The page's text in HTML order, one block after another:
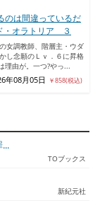
のは間違っているだ
オラトリア ３
女調教師、階層主・ウダ
し念願のＬｖ．６に昇格
理由が。一つ?やっ...
年08月05日 ￥858(税込)
TOブックス
新紀元社